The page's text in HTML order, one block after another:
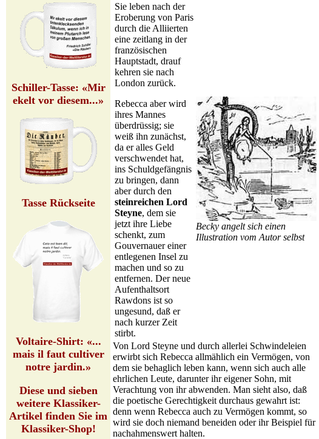
Schiller-Tasse: «Mir
ekelt vor diesem...»
Tasse Rückseite
Voltaire-Shirt: «...
mais il faut cultiver
notre jardin.»
Diese und sieben
weitere Klassiker-
Artikel finden Sie im
Klassiker-Shop!
Sie leben nach der
Eroberung von Paris
durch die Alliierten
eine zeitlang in der
französischen
Hauptstadt, drauf
kehren sie nach
London zurück.
Rebecca aber wird
ihres Mannes
überdrüssig; sie
weiß ihn zunächst,
da er alles Geld
verschwendet hat,
ins Schuldgefängnis
zu bringen, dann
aber durch den
steinreichen Lord
Steyne, dem sie
jetzt ihre Liebe
schenkt, zum
Gouvernauer einer
entlegenen Insel zu
machen und so zu
entfernen. Der neue
Aufenthaltsort
Rawdons ist so
ungesund, daß er
nach kurzer Zeit
stirbt.
Becky angelt sich einen
Illustration vom Autor selbst
Von Lord Steyne und durch allerlei Schwindeleien
erwirbt sich Rebecca allmählich ein Vermögen, von
dem sie behaglich leben kann, wenn sich auch alle
ehrlichen Leute, darunter ihr eigener Sohn, mit
Verachtung von ihr abwenden. Man sieht also, daß
die poetische Gerechtigkeit durchaus gewahrt ist:
denn wenn Rebecca auch zu Vermögen kommt, so
wird sie doch niemand beneiden oder ihr Beispiel für
nachahmenswert halten.